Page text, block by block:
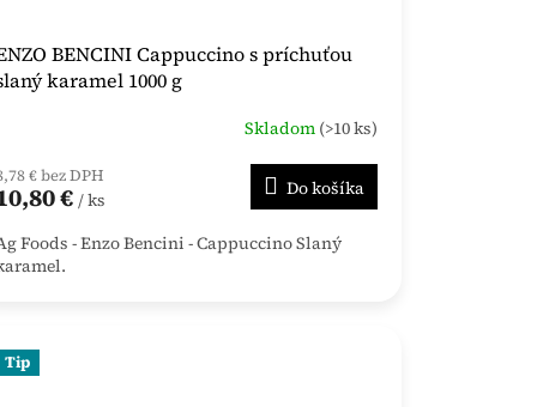
BENCINI Cappuccino s príchuťou
karamel 1000 g
Skladom (>10 ks)
€ bez DPH
€ / ks Do košíka
Foods - Enzo Bencini - Cappuccino Slaný
Tip